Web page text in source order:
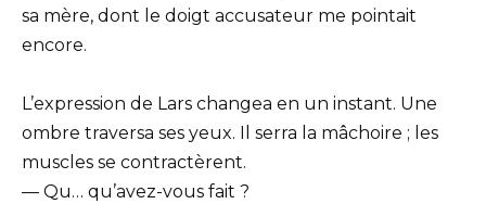
sa mère, dont le doigt accusateur me pointait
encore.
L’expression de Lars changea en un instant. Une
ombre traversa ses yeux. Il serra la mâchoire ; les
muscles se contractèrent.
— Qu… qu’avez-vous fait ?